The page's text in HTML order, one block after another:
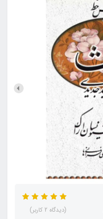
(دیدگاه 2 کاربر)